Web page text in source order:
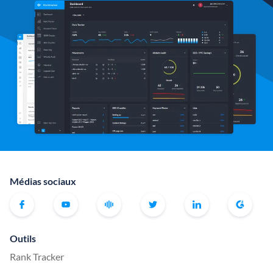
Médias sociaux
Outils
Rank Tracker